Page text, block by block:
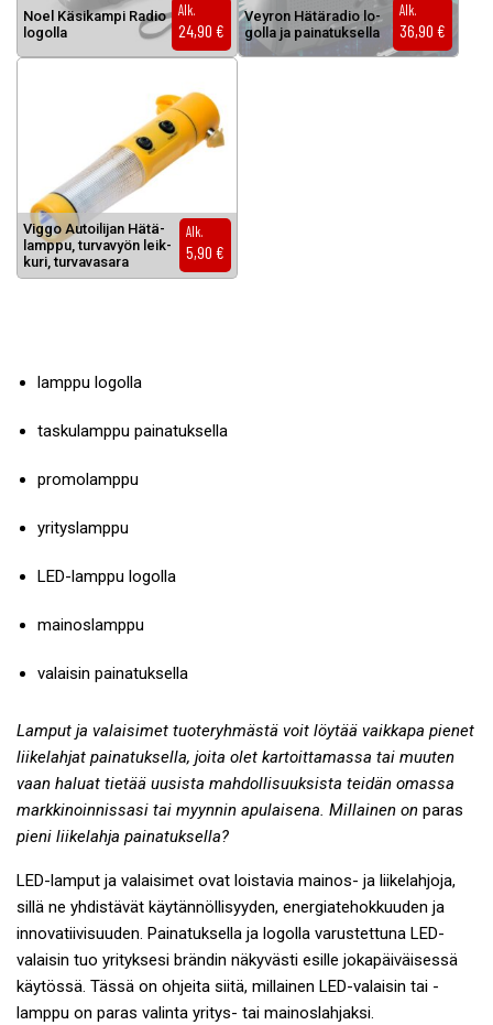
Noel Kä­si­kam­pi Ra­dio
lo­gol­la
Alk.
24,90 €
Vey­ron Hä­tä­ra­dio lo­
gol­la ja pai­na­tuk­sel­la
Alk.
36,90 €
Vig­go Au­toi­li­jan Hä­tä­
lamp­pu, tur­va­vyön leik­
ku­ri, tur­va­va­sa­ra
Alk.
5,90 €
lamppu logolla
taskulamppu painatuksella
promolamppu
yrityslamppu
LED-lamppu logolla
mainoslamppu
valaisin painatuksella
Lamput ja valaisimet tuoteryhmästä voit löytää vaikkapa pienet
liikelahjat painatuksella, joita olet kartoittamassa tai muuten
vaan haluat tietää uusista mahdollisuuksista teidän omassa
markkinoinnissasi tai myynnin apulaisena. Millainen on paras
pieni liikelahja painatuksella?
LED-lamput ja valaisimet ovat loistavia mainos- ja liikelahjoja,
sillä ne yhdistävät käytännöllisyyden, energiatehokkuuden ja
innovatiivisuuden. Painatuksella ja logolla varustettuna LED-
valaisin tuo yrityksesi brändin näkyvästi esille jokapäiväisessä
käytössä. Tässä on ohjeita siitä, millainen LED-valaisin tai -
lamppu on paras valinta yritys- tai mainoslahjaksi.